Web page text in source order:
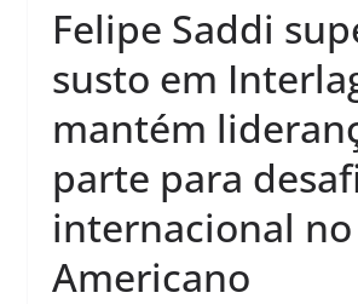
Felipe Saddi
susto em
mantém
parte para
internacional no
Americano